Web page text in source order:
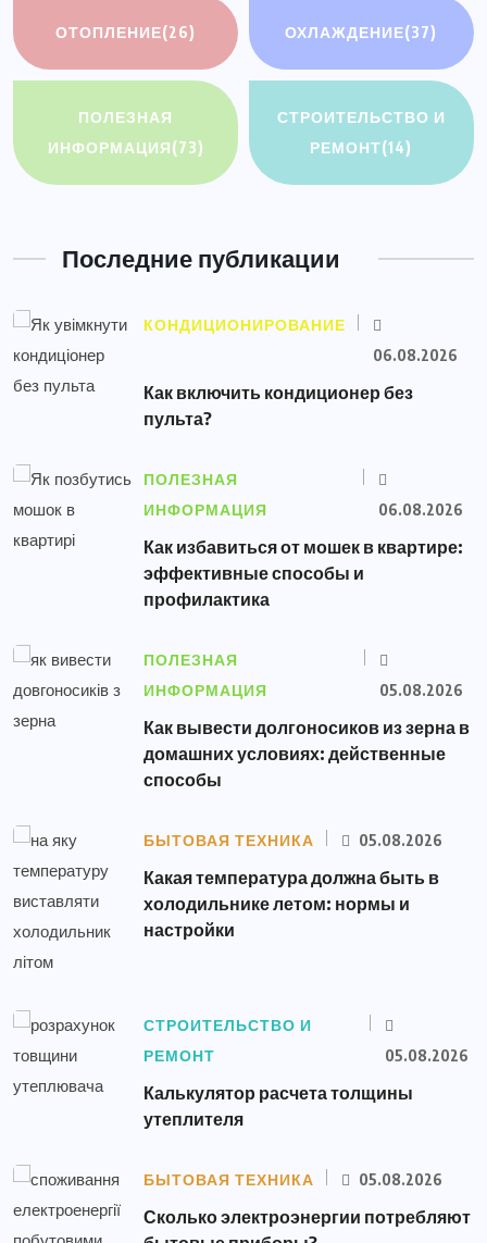
ОТОПЛЕНИЕ(26) ОХЛАЖДЕНИЕ(37)
ПОЛЕЗНАЯ
ИНФОРМАЦИЯ(73)
СТРОИТЕЛЬСТВО И
РЕМОНТ(14)
Последние публикации
КОНДИЦИОНИРОВАНИЕ
06.08.2026
Как включить кондиционер без
пульта?
ПОЛЕЗНАЯ
ИНФОРМАЦИЯ
06.08.2026
Как избавиться от мошек в квартире:
эффективные способы и
профилактика
ПОЛЕЗНАЯ
ИНФОРМАЦИЯ
05.08.2026
Как вывести долгоносиков из зерна в
домашних условиях: действенные
способы
БЫТОВАЯ ТЕХНИКА 05.08.2026
Какая температура должна быть в
холодильнике летом: нормы и
настройки
СТРОИТЕЛЬСТВО И
РЕМОНТ
05.08.2026
Калькулятор расчета толщины
утеплителя
БЫТОВАЯ ТЕХНИКА 05.08.2026
Сколько электроэнергии потребляют